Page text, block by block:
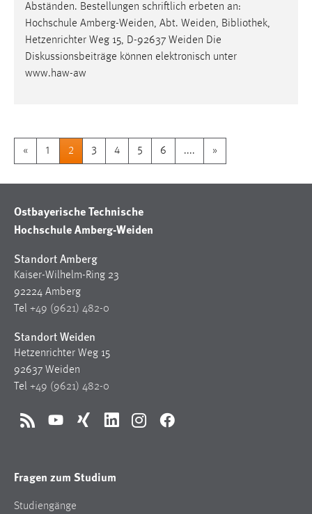
Abständen. Bestellungen schriftlich erbeten an:
Hochschule Amberg-Weiden, Abt. Weiden, Bibliothek,
Hetzenrichter Weg 15, D-92637 Weiden Die
Diskussionsbeiträge können elektronisch unter
www.haw-aw
« 1 2 3 4 5 6 .... »
Ostbayerische Technische
Hochschule Amberg-Weiden
Standort Amberg
Kaiser-Wilhelm-Ring 23
92224 Amberg
Tel +49 (9621) 482-0
Standort Weiden
Hetzenrichter Weg 15
92637 Weiden
Tel +49 (9621) 482-0
RSS YouTubeXing LinkedInInstagramFacebook
Fragen zum Studium
Studiengänge